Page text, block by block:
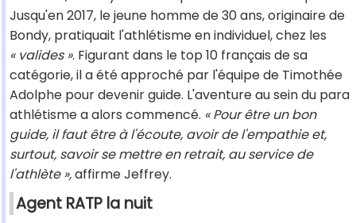
Jusqu'en 2017, le jeune homme de 30 ans, originaire de
Bondy, pratiquait l'athlétisme en individuel, chez les
« valides ». Figurant dans le top 10 français de sa
catégorie, il a été approché par l'équipe de Timothée
Adolphe pour devenir guide. L'aventure au sein du para
athlétisme a alors commencé. « Pour être un bon
guide, il faut être à l'écoute, avoir de l'empathie et,
surtout, savoir se mettre en retrait, au service de
l'athlète »,affirme Jeffrey.
Agent RATP la nuit